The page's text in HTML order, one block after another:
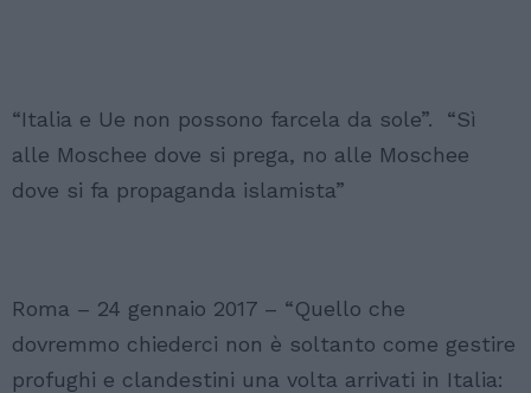
“Italia e Ue non possono farcela da sole”. “Sì
alle Moschee dove si prega, no alle Moschee
dove si fa propaganda islamista”
Roma – 24 gennaio 2017 – “Quello che
dovremmo chiederci non è soltanto come gestire
profughi e clandestini una volta arrivati in Italia: